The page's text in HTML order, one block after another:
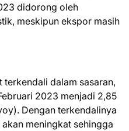
didorong oleh
meskipun ekspor masih
terkendali dalam sasaran,
2023 menjadi 2,85
Dengan terkendalinya
meningkat sehingga